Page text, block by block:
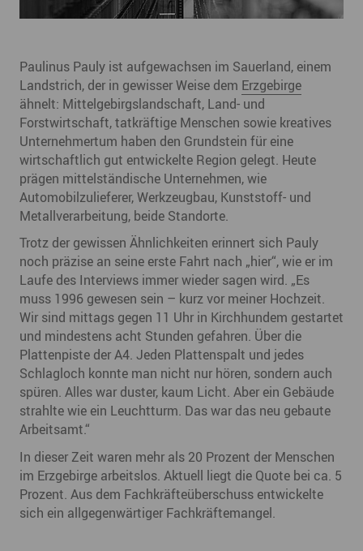
Paulinus Pauly ist aufgewachsen im Sauerland, einem
Landstrich, der in gewisser Weise dem Erzgebirge
ähnelt: Mittelgebirgslandschaft, Land- und
Forstwirtschaft, tatkräftige Menschen sowie kreatives
Unternehmertum haben den Grundstein für eine
wirtschaftlich gut entwickelte Region gelegt. Heute
prägen mittelständische Unternehmen, wie
Automobilzulieferer, Werkzeugbau, Kunststoff- und
Metallverarbeitung, beide Standorte.
Trotz der gewissen Ähnlichkeiten erinnert sich Pauly
noch präzise an seine erste Fahrt nach „hier“, wie er im
Laufe des Interviews immer wieder sagen wird. „Es
muss 1996 gewesen sein – kurz vor meiner Hochzeit.
Wir sind mittags gegen 11 Uhr in Kirchhundem gestartet
und mindestens acht Stunden gefahren. Über die
Plattenpiste der A4. Jeden Plattenspalt und jedes
Schlagloch konnte man nicht nur hören, sondern auch
spüren. Alles war duster, kaum Licht. Aber ein Gebäude
strahlte wie ein Leuchtturm. Das war das neu gebaute
Arbeitsamt.“
In dieser Zeit waren mehr als 20 Prozent der Menschen
im Erzgebirge arbeitslos. Aktuell liegt die Quote bei ca. 5
Prozent. Aus dem Fachkräfteüberschuss entwickelte
sich ein allgegenwärtiger Fachkräftemangel.